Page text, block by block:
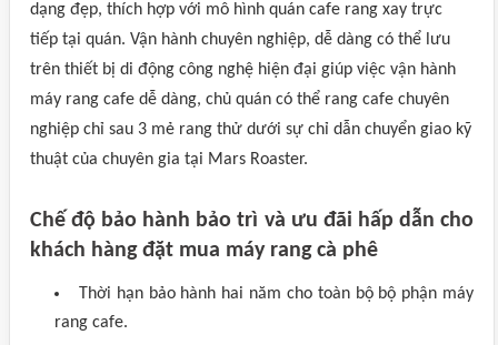
dạng đẹp, thích hợp với mô hình quán cafe rang xay trực
tiếp tại quán. Vận hành chuyên nghiệp, dễ dàng có thể lưu
trên thiết bị di động công nghệ hiện đại giúp việc vận hành
máy rang cafe dễ dàng, chủ quán có thể rang cafe chuyên
nghiệp chỉ sau 3 mẻ rang thử dưới sự chỉ dẫn chuyển giao kỹ
thuật của chuyên gia tại Mars Roaster.
Chế độ bảo hành bảo trì và ưu đãi hấp dẫn cho
khách hàng đặt mua máy rang cà phê
Thời hạn bảo hành hai năm cho toàn bộ bộ phận máy
rang cafe.